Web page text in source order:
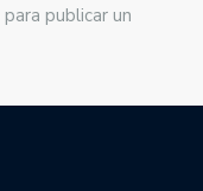
para publicar un